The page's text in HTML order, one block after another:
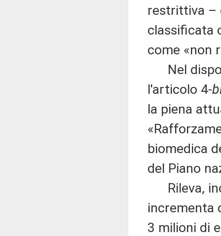
restrittiva –
classificata
come «non
Nel
l'articolo 4-
la piena
biomedica
del Piano
Rileva,
incrementa
3 milioni di